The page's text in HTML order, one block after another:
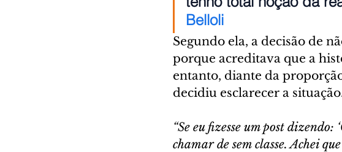
Belloli
Segundo ela, a decisão de
porque acreditava que a
entanto, diante da
decidiu esclarecer a
“Se eu fizesse um post
chamar de sem classe. Achei